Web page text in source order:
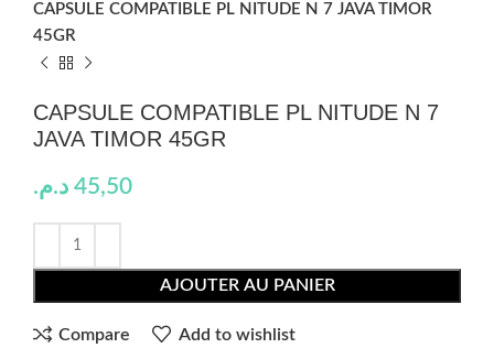
CAPSULE COMPATIBLE PL NITUDE N 7 JAVA TIMOR
45GR
CAPSULE COMPATIBLE PL NITUDE N 7
JAVA TIMOR 45GR
45,50 د.م.
AJOUTER AU PANIER
Compare Add to wishlist